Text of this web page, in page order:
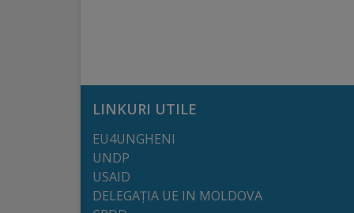
marcante
Sportivi
performanță
LINKURI UTILE
EU4UNGHENI
UNDP
USAID
DELEGAȚIA UE IN MOLDOVA